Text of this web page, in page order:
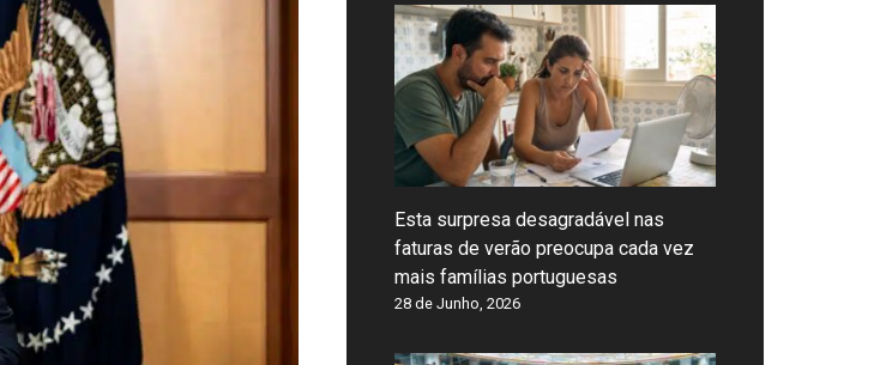
Esta surpresa desagradável nas
faturas de verão preocupa cada vez
mais famílias portuguesas
28 de Junho, 2026